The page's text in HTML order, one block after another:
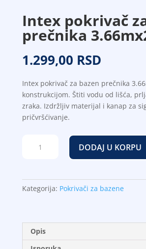
Intex pokrivač
prečnika
1.299,00 RSD
Intex pokrivač za bazen prečnika
konstrukcijom. Štiti vodu od lišća,
zraka. Izdržljiv materijal i kanap za
pričvršćivanje.
pokrivač
prečnika
DODAJ U KORPU
Kategorija: Pokrivači za bazene
Opis